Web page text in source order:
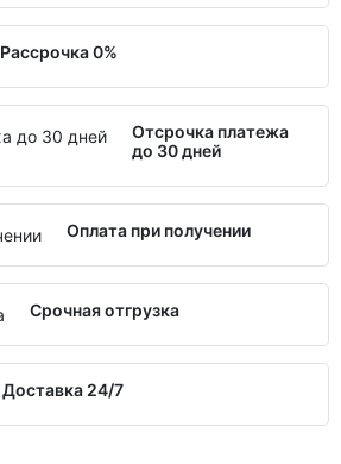
Рассрочка 0%
Отсрочка платежа
до 30 дней
Оплата при получении
Срочная отгрузка
Доставка 24/7